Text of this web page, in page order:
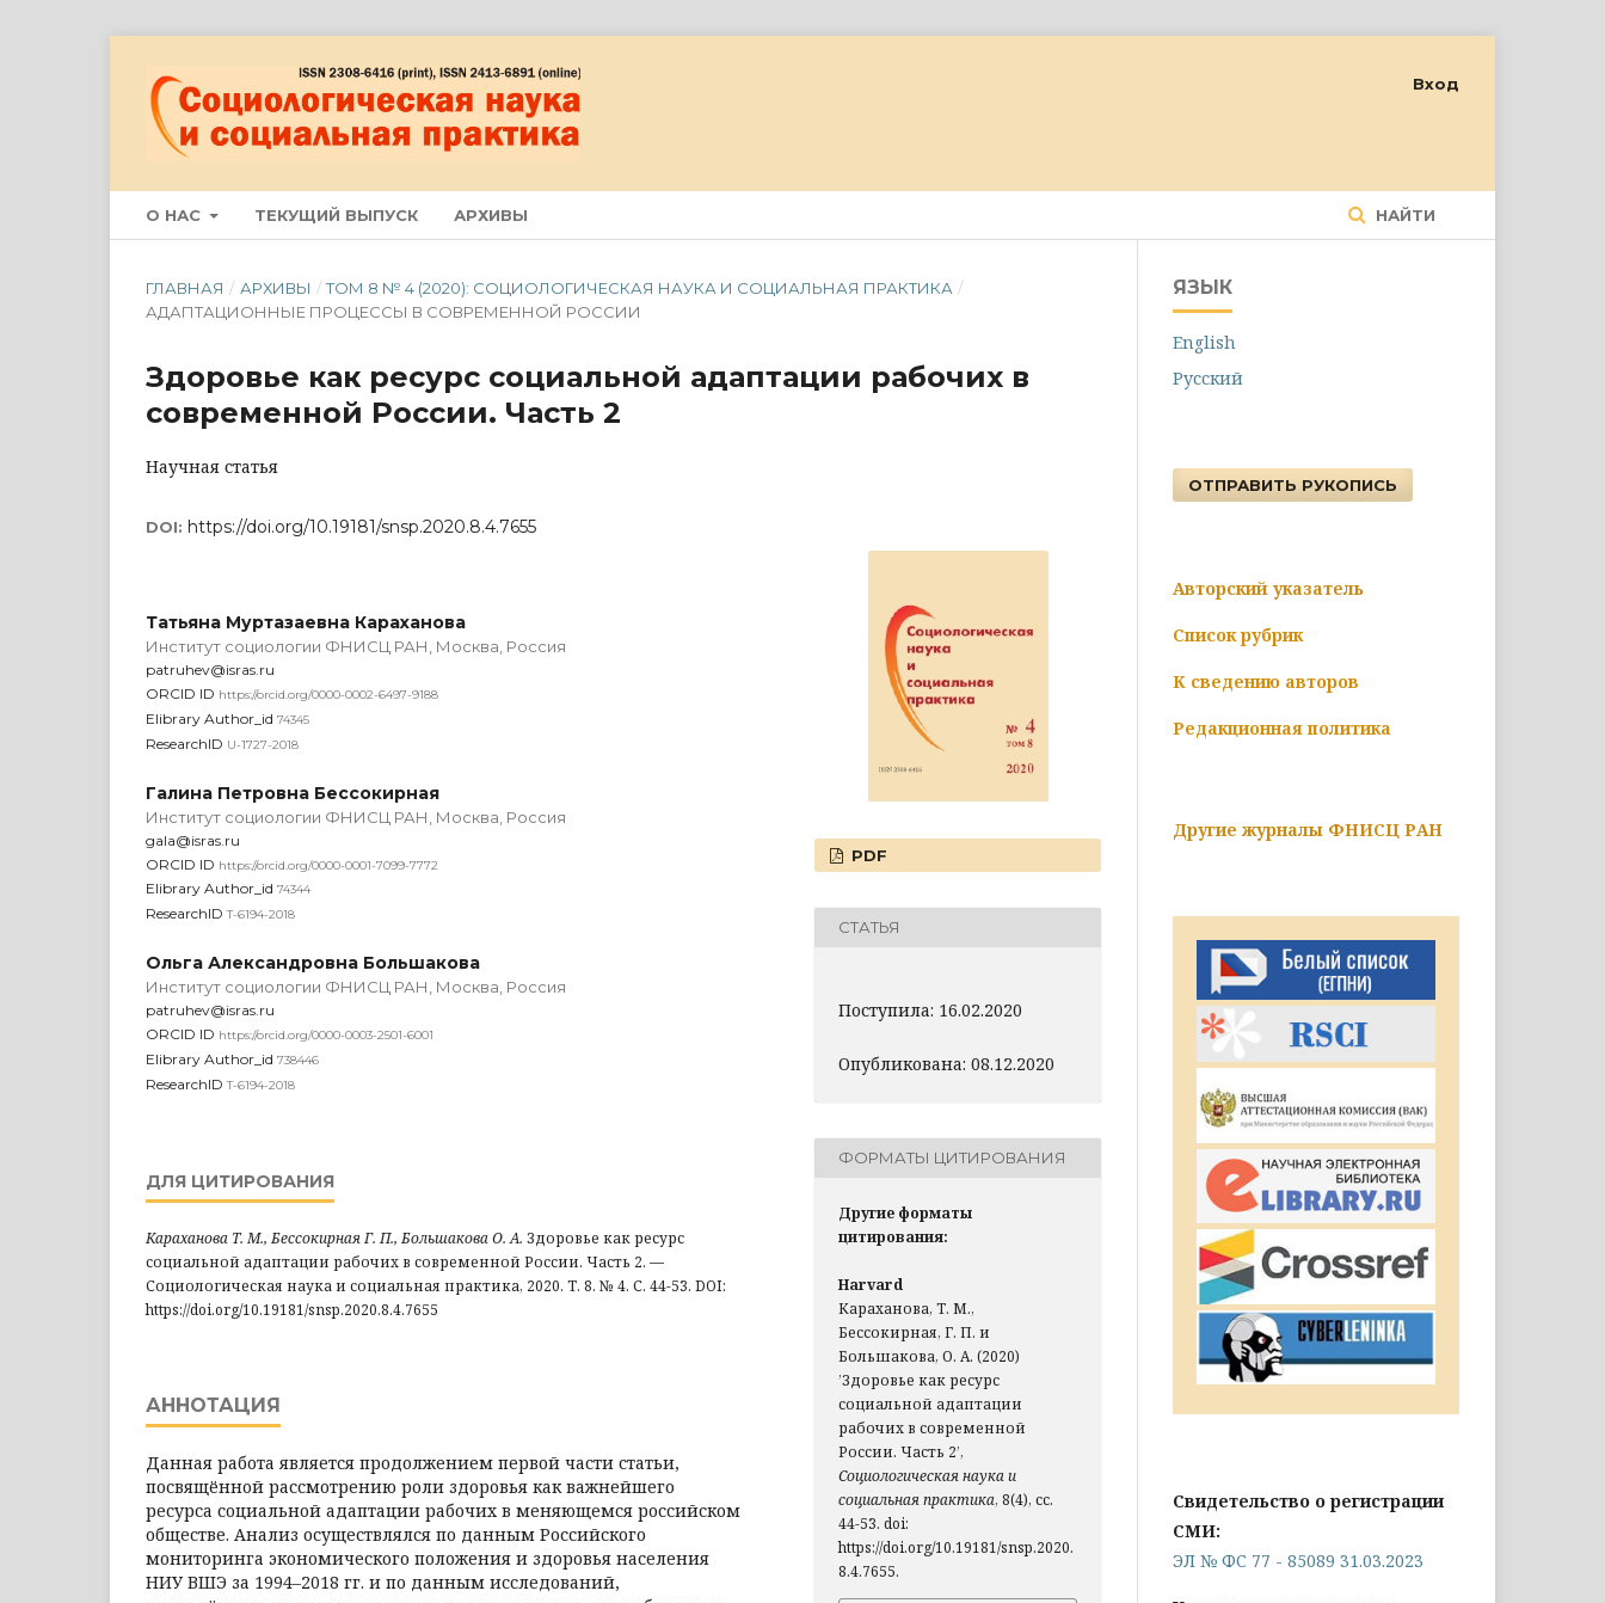
О НАС ТЕКУЩИЙ ВЫПУСК АРХИВЫ НАЙТИ
Вход
ГЛАВНАЯ / АРХИВЫ / ТОМ 8 № 4 (2020): СОЦИОЛОГИЧЕСКАЯ НАУКА И СОЦИАЛЬНАЯ ПРАКТИКА /
АДАПТАЦИОННЫЕ ПРОЦЕССЫ В СОВРЕМЕННОЙ РОССИИ
Здоровье как ресурс социальной адаптации рабочих в
современной России. Часть 2
Научная статья
DOI: https://doi.org/10.19181/snsp.2020.8.4.7655
Татьяна Муртазаевна Караханова
Институт социологии ФНИСЦ РАН, Москва, Россия
patruhev@isras.ru
ORCID ID https://orcid.org/0000-0002-6497-9188
Elibrary Author_id 74345
ResearchID U-1727-2018
Галина Петровна Бессокирная
Институт социологии ФНИСЦ РАН, Москва, Россия
gala@isras.ru
ORCID ID https://orcid.org/0000-0001-7099-7772
Elibrary Author_id 74344
ResearchIDT-6194-2018
Ольга Александровна Большакова
Институт социологии ФНИСЦ РАН, Москва, Россия
patruhev@isras.ru
ORCID ID https://orcid.org/0000-0003-2501-6001
Elibrary Author_id 738446
ResearchIDT-6194-2018
ДЛЯ ЦИТИРОВАНИЯ
Караханова Т. М., Бессокирная Г. П., Большакова О. А. Здоровье как ресурс
социальной адаптации рабочих в современной России. Часть 2. —
Социологическая наука и социальная практика, 2020. Т. 8. № 4. С. 44-53. DOI:
https://doi.org/10.19181/snsp.2020.8.4.7655
АННОТАЦИЯ
Данная работа является продолжением первой части статьи,
посвящённой рассмотрению роли здоровья как важнейшего
ресурса социальной адаптации рабочих в меняющемся российском
обществе. Анализ осуществлялся по данным Российского
мониторинга экономического положения и здоровья населения
НИУ ВШЭ за 1994–2018 гг. и по данным исследований,
PDF
СТАТЬЯ
Поступила: 16.02.2020
Опубликована: 08.12.2020
ФОРМАТЫ ЦИТИРОВАНИЯ
Другие форматы
цитирования:
Harvard
Караханова, Т. М.,
Бессокирная, Г. П. и
Большакова, О. А. (2020)
’Здоровье как ресурс
социальной адаптации
рабочих в современной
России. Часть 2’,
Социологическая наука и
социальная практика, 8(4), сс.
44-53. doi:
https://doi.org/10.19181/snsp.2020.
8.4.7655.
ЯЗЫК
English
Русский
ОТПРАВИТЬ РУКОПИСЬ
Авторский указатель
Список рубрик
К сведению авторов
Редакционная политика
Другие журналы ФНИСЦ РАН
Свидетельство о регистрации
СМИ:
ЭЛ № ФС 77 - 85089 31.03.2023